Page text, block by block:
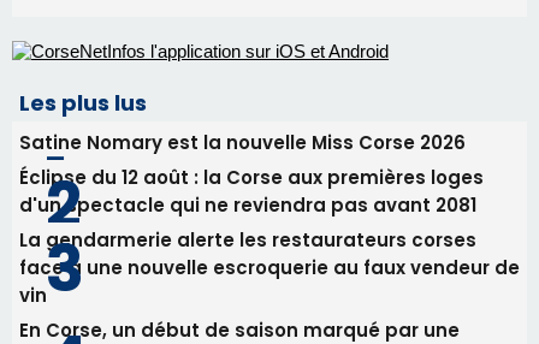
face à une nouvelle escroquerie au faux vendeur de
En Corse, un début de saison marqué par une
consommation en recul dans les restaurants
Deux jeunes Ajacciens sur la voie de la médecine
militaire
Newsletter